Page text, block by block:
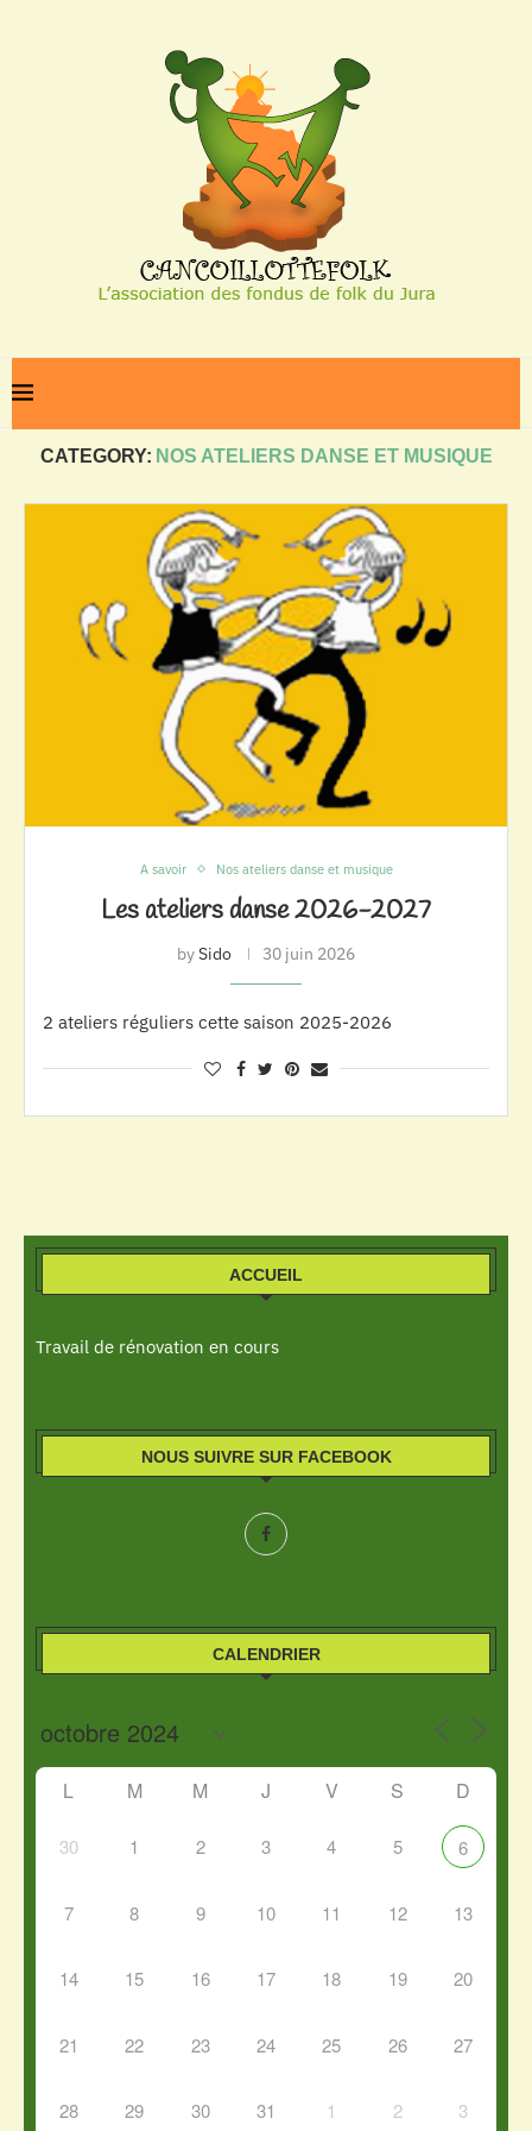
CATEGORY: NOS ATELIERS DANSE ET MUSIQUE
A savoir Nos ateliers danse et musique
Les ateliers danse 2026-2027
bySido 30 juin 2026
2 ateliers réguliers cette saison 2025-2026
ACCUEIL
Travail de rénovation en cours
NOUS SUIVRE SUR FACEBOOK
CALENDRIER
L M M J V S D
30 1 2 3 4 5 6
7 8 9 10 11 12 13
14 15 16 17 18 19 20
21 22 23 24 25 26 27
28 29 30 31 1 2 3